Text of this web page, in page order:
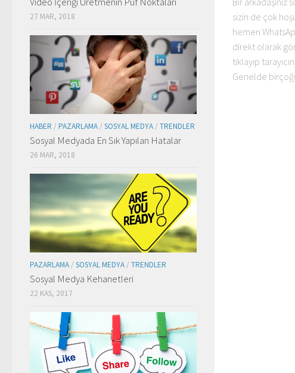
sizin de çok
hemen
direkt olarak
tıklayıp
Genelde
27 MAR, 2018
HABER / PAZARLAMA / SOSYAL MEDYA / TRENDLER
Sosyal Medyada En Sık Yapılan Hatalar
26 MAR, 2018
PAZARLAMA / SOSYAL MEDYA / TRENDLER
Sosyal Medya Kehanetleri
22 KAS, 2017